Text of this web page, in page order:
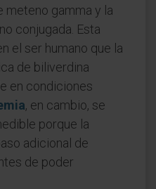
meteno gamma y la
conjugada. Esta
el ser humano que la
de biliverdina
en condiciones
, en cambio, se
porque la
adicional de
de poder